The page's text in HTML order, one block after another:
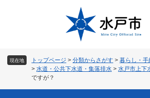
現在地 トップページ > 分類からさがす > 暮らし・手
> 水道・公共下水道・集落排水 > 水戸市上下
ですが？